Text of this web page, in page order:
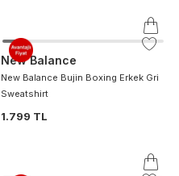
New Balance
New Balance Bujin Boxing Erkek Gri
Sweatshirt
1.799 TL